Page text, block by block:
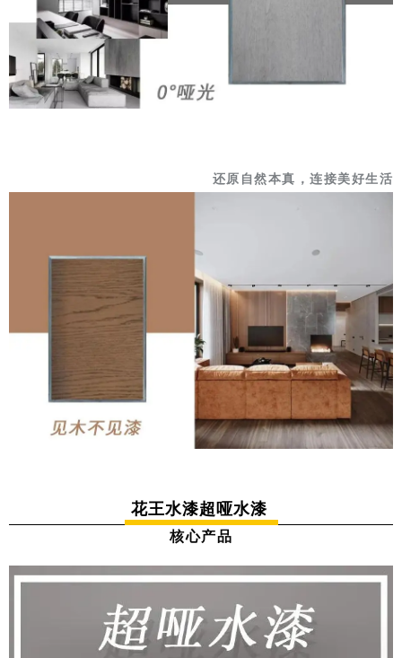
还原自然本真，连接美好生活
花王水漆超哑水漆
核心产品